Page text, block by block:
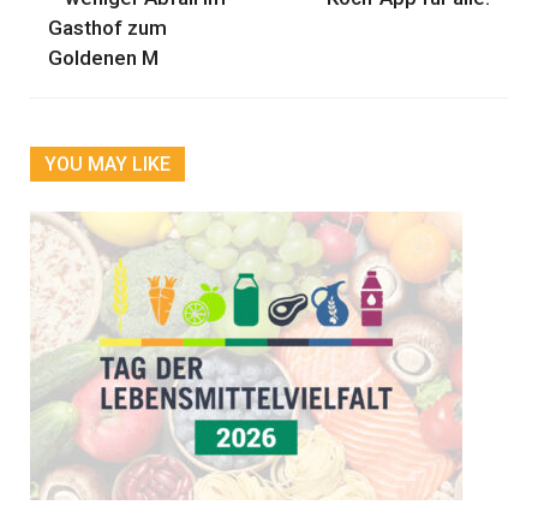
Gasthof zum
Goldenen M
YOU MAY LIKE